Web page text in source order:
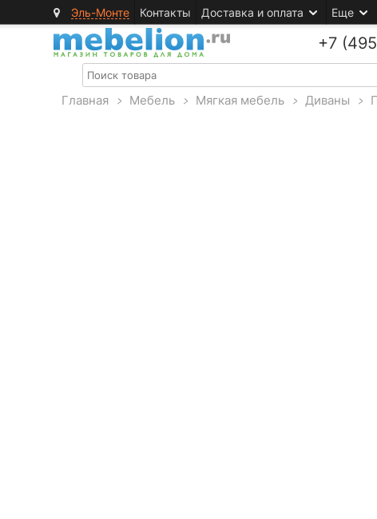
Эль-Монте Контакты Доставка и оплата Еще
+7
Главная > Мебель > Мягкая мебель > Диваны >